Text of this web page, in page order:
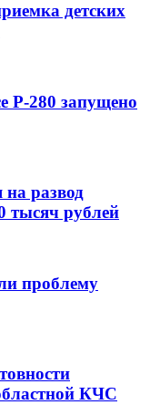
детских
Р-280 запущено
развод
тысяч рублей
проблему
КЧС